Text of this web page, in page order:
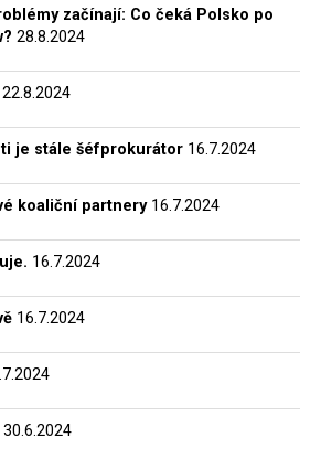
začínají: Co čeká Polsko po
28.8.2024
22.8.2024
je stále šéfprokurátor 16.7.2024
koaliční partnery 16.7.2024
16.7.2024
16.7.2024
30.6.2024